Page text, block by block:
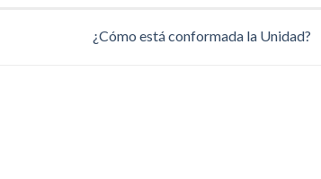
¿Cómo está conformada la Unidad?